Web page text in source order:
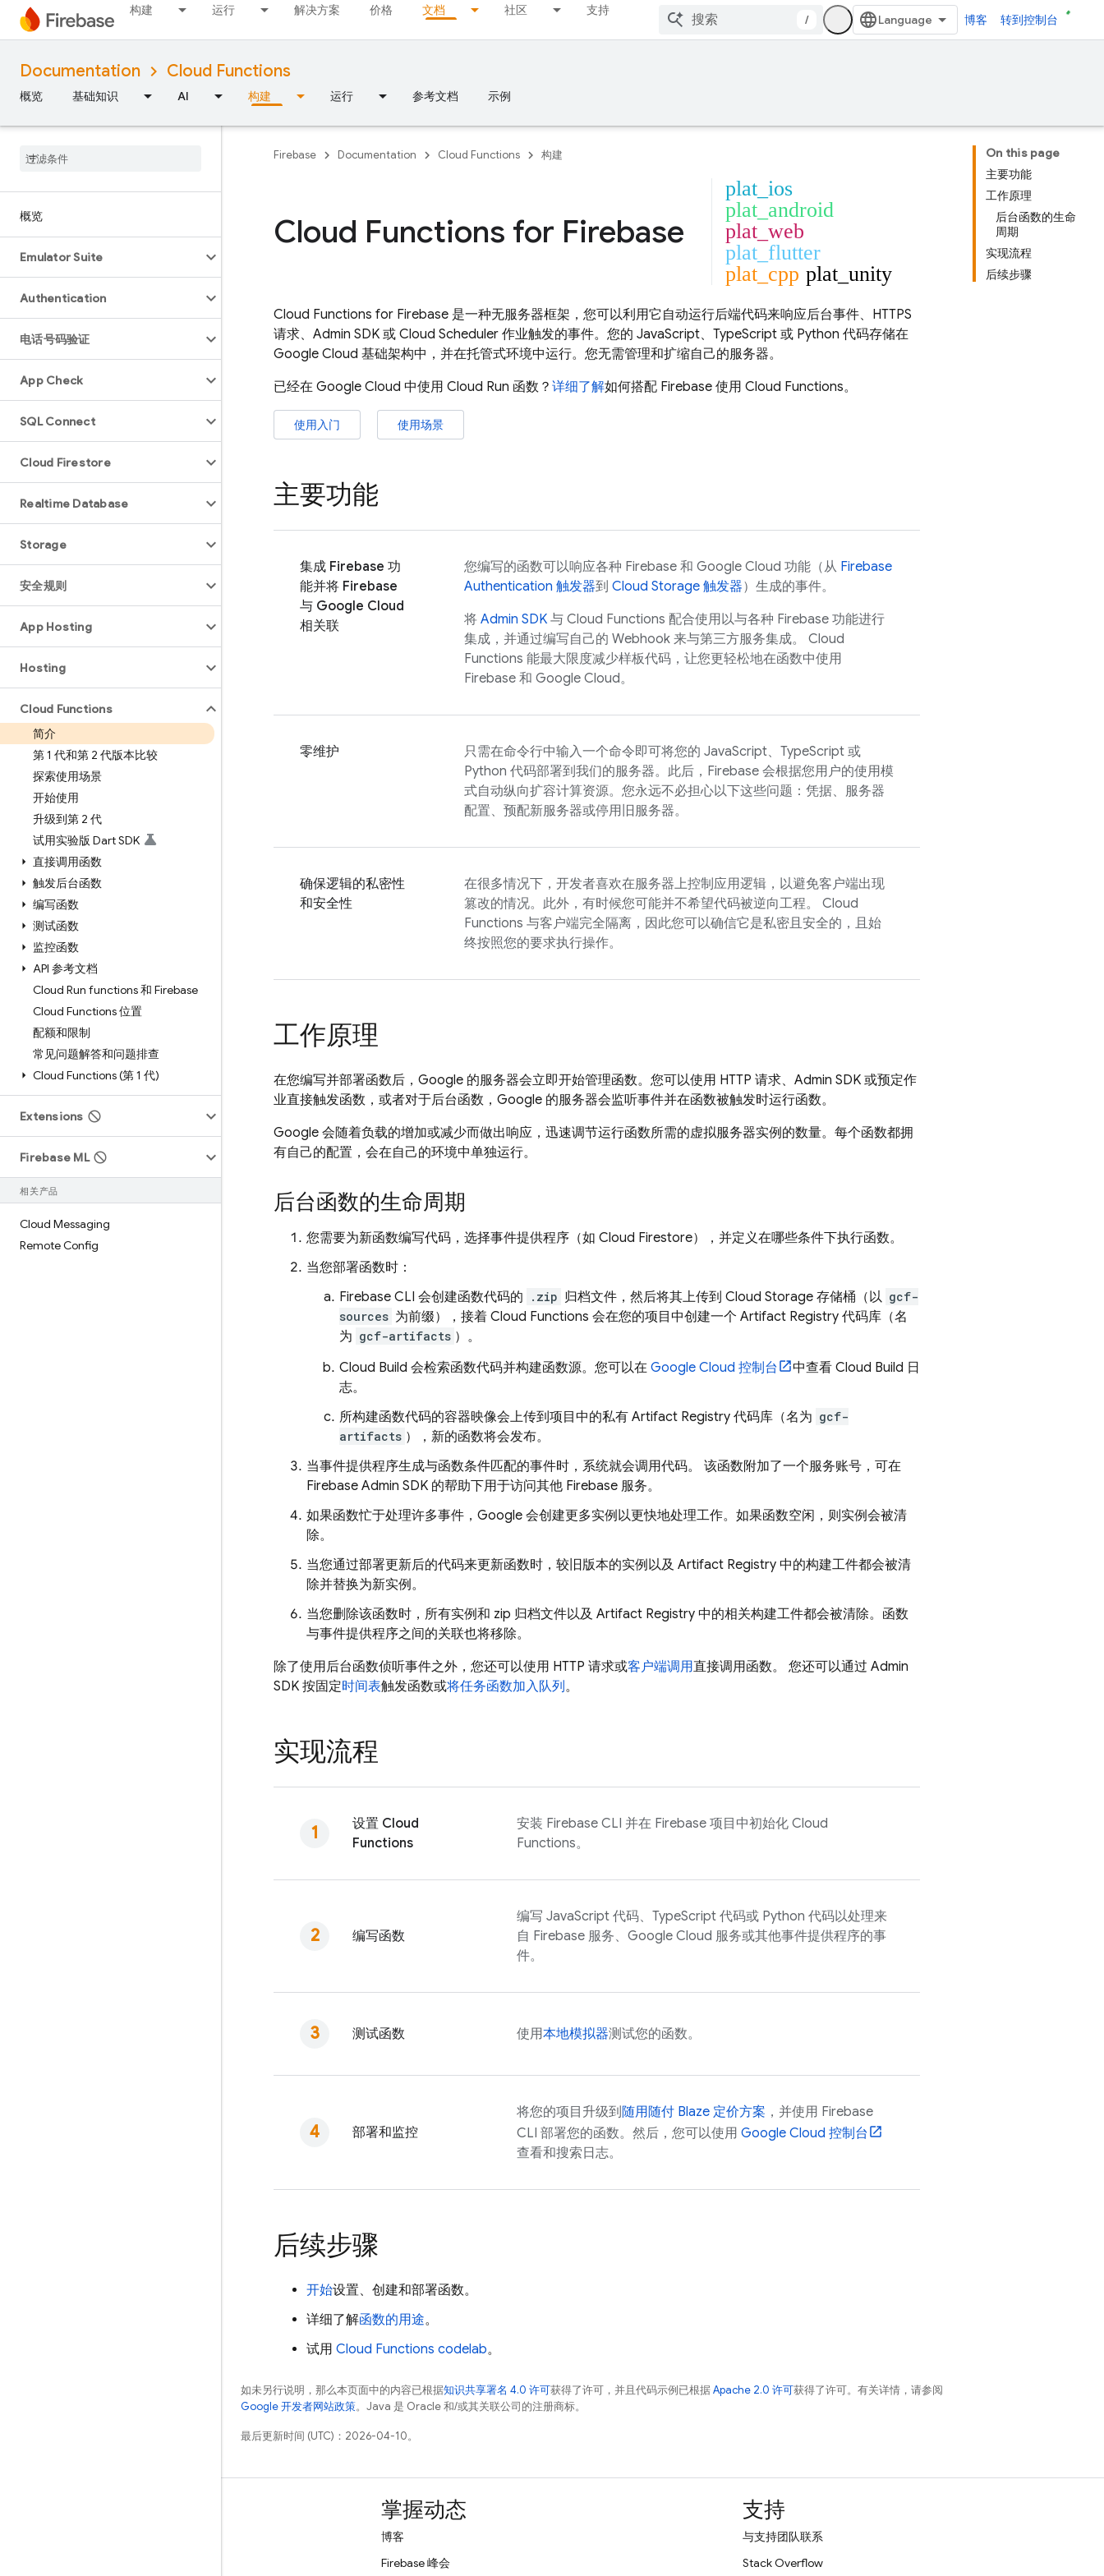
构建 运行 解决方案 价格 文档 社区 支持
/ 博客 转到控制台
Documentation Cloud Functions
概览 基础知识 AI 构建 运行 参考文档 示例
概览
Emulator Suite
Authentication
电话号码验证
App Check
SQL Connect
Cloud Firestore
Realtime Database
Storage
安全规则
App Hosting
Hosting
Cloud Functions
简介
第 1 代和第 2 代版本比较
探索使用场景
开始使用
升级到第 2 代
试用实验版 Dart SDK
直接调用函数
触发后台函数
编写函数
测试函数
监控函数
API 参考文档
Cloud Run functions 和 Firebase
Cloud Functions 位置
配额和限制
常见问题解答和问题排查
Cloud Functions (第 1 代)
Extensions
Firebase ML
相关产品
Cloud Messaging
Remote Config
On this page
主要功能
工作原理
后台函数的生命
周期
实现流程
后续步骤
Firebase Documentation Cloud Functions 构建
Cloud Functions for Firebase
plat_ios
plat_android
plat_web
plat_flutter
plat_cpp plat_unity
Cloud Functions for Firebase 是一种无服务器框架，您可以利用它自动运行后端代码来响应后台事件、HTTPS
请求、 Admin SDK 或 Cloud Scheduler 作业触发的事件。您的 JavaScript、TypeScript 或 Python 代码存储在
Google Cloud 基础架构中，并在托管式环境中运行。您无需管理和扩缩自己的服务器。
已经在 Google Cloud 中使用 Cloud Run 函数？ 详细了解如何搭配 Firebase 使用 Cloud Functions。
使用入门 使用场景
主要功能
集成 Firebase 功
能并将 Firebase
与 Google Cloud
相关联
您编写的函数可以响应各种 Firebase 和 Google Cloud 功能（从 Firebase
Authentication 触发器到 Cloud Storage 触发器）生成的事件。
将 Admin SDK 与 Cloud Functions 配合使用以与各种 Firebase 功能进行
集成，并通过编写自己的 Webhook 来与第三方服务集成。 Cloud
Functions 能最大限度减少样板代码，让您更轻松地在函数中使用
Firebase 和 Google Cloud。
零维护
只需在命令行中输入一个命令即可将您的 JavaScript、TypeScript 或
Python 代码部署到我们的服务器。此后，Firebase 会根据您用户的使用模
式自动纵向扩容计算资源。您永远不必担心以下这些问题：凭据、服务器
配置、预配新服务器或停用旧服务器。
确保逻辑的私密性
和安全性
在很多情况下，开发者喜欢在服务器上控制应用逻辑，以避免客户端出现
篡改的情况。此外，有时候您可能并不希望代码被逆向工程。 Cloud
Functions 与客户端完全隔离，因此您可以确信它是私密且安全的，且始
终按照您的要求执行操作。
工作原理
在您编写并部署函数后，Google 的服务器会立即开始管理函数。您可以使用 HTTP 请求、 Admin SDK 或预定作
业直接触发函数，或者对于后台函数，Google 的服务器会监听事件并在函数被触发时运行函数。
Google 会随着负载的增加或减少而做出响应，迅速调节运行函数所需的虚拟服务器实例的数量。每个函数都拥
有自己的配置，会在自己的环境中单独运行。
后台函数的生命周期
您需要为新函数编写代码，选择事件提供程序（如 Cloud Firestore），并定义在哪些条件下执行函数。
当您部署函数时：
Firebase CLI 会创建函数代码的 .zip 归档文件，然后将其上传到 Cloud Storage 存储桶（以 gcf-
sources 为前缀），接着 Cloud Functions 会在您的项目中创建一个 Artifact Registry 代码库（名
为 gcf-artifacts ）。
Cloud Build 会检索函数代码并构建函数源。您可以在 Google Cloud 控制台 中查看 Cloud Build 日
志。
所构建函数代码的容器映像会上传到项目中的私有 Artifact Registry 代码库（名为 gcf-
artifacts ），新的函数将会发布。
当事件提供程序生成与函数条件匹配的事件时，系统就会调用代码。 该函数附加了一个服务账号，可在
Firebase Admin SDK 的帮助下用于访问其他 Firebase 服务。
如果函数忙于处理许多事件，Google 会创建更多实例以更快地处理工作。如果函数空闲，则实例会被清
除。
当您通过部署更新后的代码来更新函数时，较旧版本的实例以及 Artifact Registry 中的构建工件都会被清
除并替换为新实例。
当您删除该函数时，所有实例和 zip 归档文件以及 Artifact Registry 中的相关构建工件都会被清除。函数
与事件提供程序之间的关联也将移除。
除了使用后台函数侦听事件之外，您还可以使用 HTTP 请求或客户端调用直接调用函数。 您还可以通过 Admin
SDK 按固定时间表触发函数或将任务函数加入队列。
实现流程
设置 Cloud
Functions
安装 Firebase CLI 并在 Firebase 项目中初始化 Cloud
Functions。
编写函数
编写 JavaScript 代码、TypeScript 代码或 Python 代码以处理来
自 Firebase 服务、 Google Cloud 服务或其他事件提供程序的事
件。
测试函数 使用本地模拟器测试您的函数。
部署和监控
将您的项目升级到 随用随付 Blaze 定价方案 ，并使用 Firebase
CLI 部署您的函数。然后，您可以使用 Google Cloud 控制台
查看和搜索日志。
后续步骤
开始设置、创建和部署函数。
详细了解函数的用途。
试用 Cloud Functions codelab。
如未另行说明，那么本页面中的内容已根据知识共享署名 4.0 许可获得了许可，并且代码示例已根据Apache 2.0 许可获得了许可。有关详情，请参阅
Google 开发者网站政策。Java 是 Oracle 和/或其关联公司的注册商标。
最后更新时间 (UTC)：2026-04-10。
掌握动态
博客
Firebase 峰会
支持
与支持团队联系
Stack Overflow